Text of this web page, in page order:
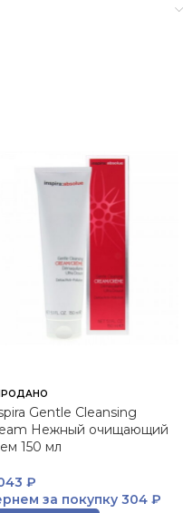
Gentle Cleansing
Нежный очищающий
150 мл
₽
за покупку 304 ₽